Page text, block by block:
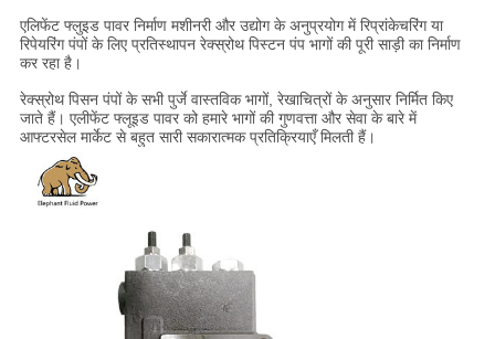
एलिफेंट फ्लुइड पावर निर्माण मशीनरी और उद्योग के अनुप्रयोग में रिप्रांकेचरिंग या
रिपेयरिंग पंपों के लिए प्रतिस्थापन रेक्स्रोथ पिस्टन पंप भागों की पूरी साड़ी का निर्माण
कर रहा है।
रेक्स्रोथ पिसन पंपों के सभी पुर्जे वास्तविक भागों, रेखाचित्रों के अनुसार निर्मित किए
जाते हैं। एलीफेंट फ्लूइड पावर को हमारे भागों की गुणवत्ता और सेवा के बारे में
आफ्टरसेल मार्केट से बहुत सारी सकारात्मक प्रतिक्रियाएँ मिलती हैं।